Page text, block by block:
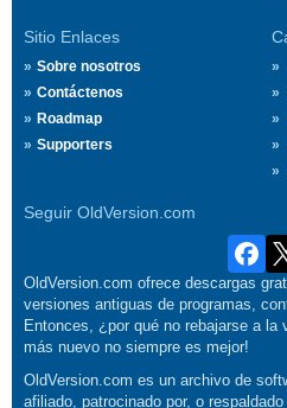
Sitio Enlaces
Sobre nosotros
Contáctenos
Roadmap
Supporters
Seguir OldVersion.com
OldVersion.com ofrece descargas
versiones antiguas de programas,
Entonces, ¿por qué no rebajarse a la
más nuevo no siempre es mejor!
OldVersion.com es un archivo de
afiliado, patrocinado por, o